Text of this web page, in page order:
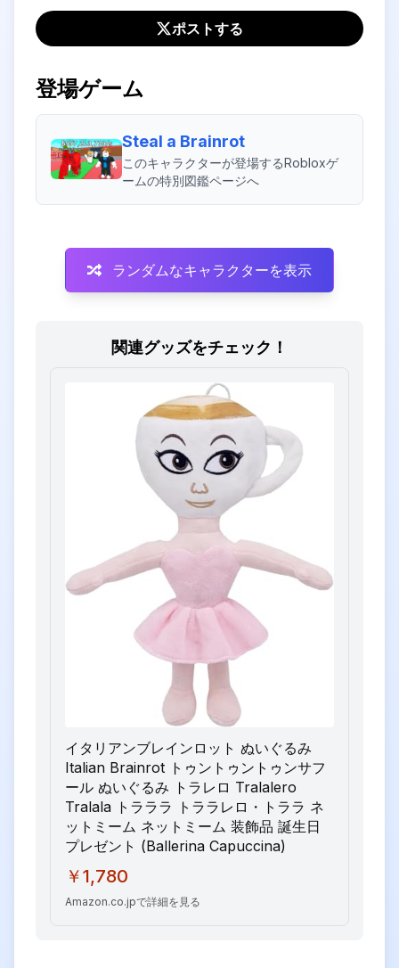
ポストする
登場ゲーム
Steal a Brainrot
このキャラクターが登場するRobloxゲ
ームの特別図鑑ページへ
ランダムなキャラクターを表示
関連グッズをチェック！
イタリアンブレインロット ぬいぐるみ
Italian Brainrot トゥントゥントゥンサフ
ール ぬいぐるみ トラレロ Tralalero
Tralala トラララ トララレロ・トララ ネ
ットミーム ネットミーム 装飾品 誕生日
プレゼント (Ballerina Capuccina)
￥1,780
Amazon.co.jpで詳細を見る